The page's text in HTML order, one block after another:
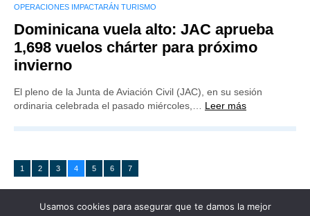
OPERACIONES IMPACTARÁN TURISMO
Dominicana vuela alto: JAC aprueba
1,698 vuelos chárter para próximo
invierno
El pleno de la Junta de Aviación Civil (JAC), en su sesión
ordinaria celebrada el pasado miércoles,… Leer más
1 2 3 4 5 6 7
Usamos cookies para asegurar que te damos la mejor